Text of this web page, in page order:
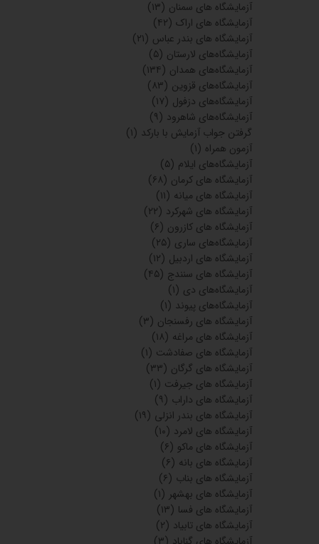
آزمایشگاه های سمنان (۱۳)
آزمایشگاه های اراک (۴۲)
آزمایشگاه های بندر عباس (۲۱)
آزمایشگاه‌های لارستان (۵)
آزمایشگاه‌های همدان (۱۳۴)
آزمایشگاه‌های قزوین (۸۳)
آزمایشگاه‌های دزفول (۱۷)
آزمایشگاه‌های شاهرود (۹)
گرفتن جواب آزمایش با بارکد (۱)
آزمون همراه (۱)
آزمایشگاه‌های ایلام (۵)
آزمایشگاه های کرمان (۶۸)
آزمایشگاه های میانه (۱۱)
آزمایشگاه های شهرکرد (۲۲)
آزمایشگاه های کازرون (۶)
آزمایشگاه‌های ساری (۲۵)
آزمایشگاه های اردبیل (۱۲)
آزمایشگاه های سنندج (۴۵)
آزمایشگاه‌های دی (۱)
آزمایشگاه‌های پیوند (۱)
آزمایشگاه های رفسنجان (۳)
آزمایشگاه های مراغه (۱۸)
آزمایشگاه های صفادشت (۱)
آزمایشگاه های گرگان (۳۳)
آزمایشگاه های جیرفت (۱)
آزمایشگاه های داراب (۹)
آزمایشگاه های بندر انزلی (۱۹)
آزمایشگاه های لامرد (۱۰)
آزمایشگاه های ماکو (۶)
آزمایشگاه های بانه (۶)
آزمایشگاه های بناب (۶)
آزمایشگاه های بهشهر (۱)
آزمایشگاه های فسا (۱۳)
آزمایشگاه های تابیاد (۲)
آزمایشگاه های گناباد (۳)